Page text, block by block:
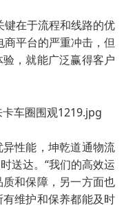
键在于流程和线路的优
平台的严重冲击，但
，就能广泛赢得客户
性能，坤乾道通物流
送达。“我们的高效运
和保障，另一方面也
维护和保养都能及时